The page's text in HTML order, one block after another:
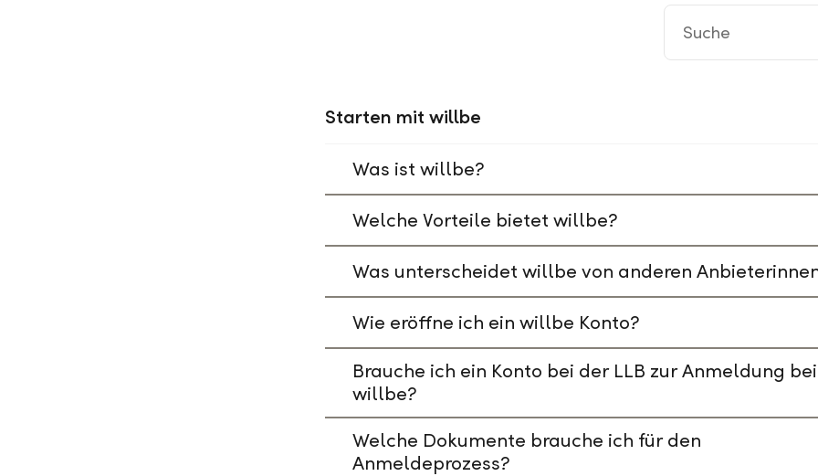
Starten mit willbe
Was ist willbe?
Welche Vorteile bietet willbe?
Was unterscheidet willbe von anderen
Wie eröffne ich ein willbe Konto?
Brauche ich ein Konto bei der LLB zur Anmeldung bei
willbe?
Welche Dokumente brauche ich für den
Anmeldeprozess?